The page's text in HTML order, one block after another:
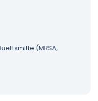
smitte (MRSA,